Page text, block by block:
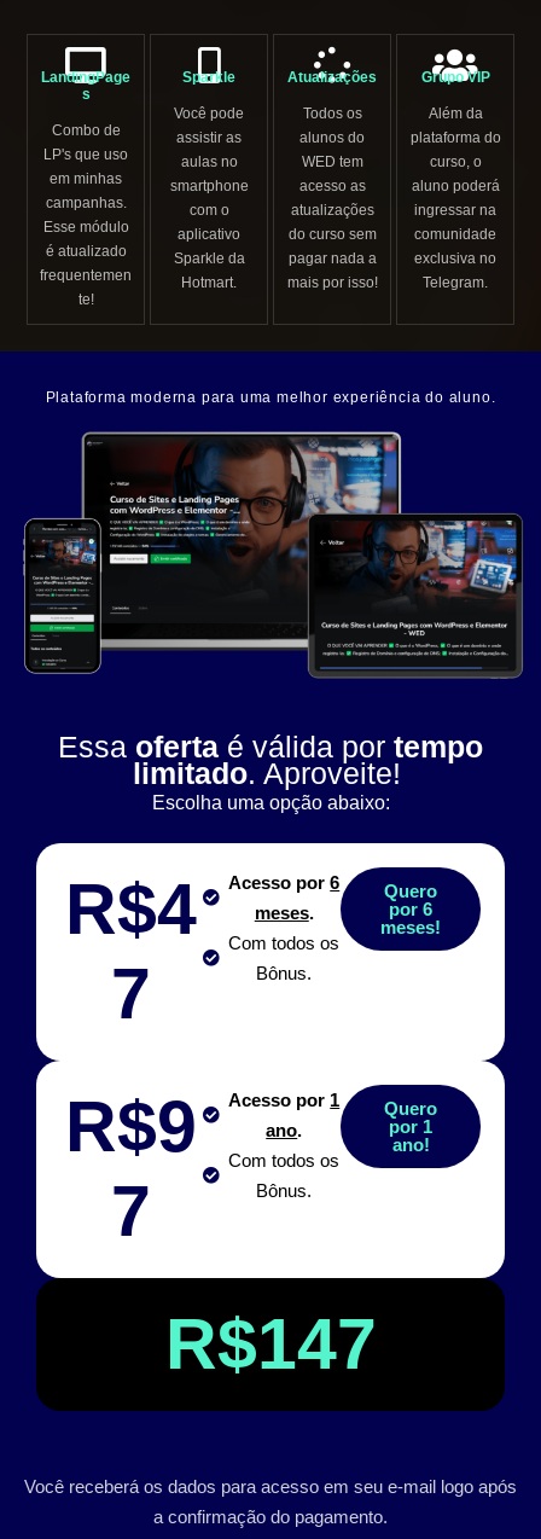
LandingPage
s
Combo de
LP's que uso
em minhas
campanhas.
Esse módulo
é atualizado
frequentemen
te!
Sparkle
Você pode
assistir as
aulas no
smartphone
com o
aplicativo
Sparkle da
Hotmart.
Atualizações
Todos os
alunos do
WED tem
acesso as
atualizações
do curso sem
pagar nada a
mais por isso!
Grupo VIP
Além da
plataforma do
curso, o
aluno poderá
ingressar na
comunidade
exclusiva no
Telegram.
Plataforma moderna para uma melhor experiência do aluno.
Essa oferta é válida por tempo
limitado. Aproveite!
Escolha uma opção abaixo:
R$4
7
Acesso por6
meses.
Com todos os
Bônus.
Quero
por 6
meses!
R$9
7
Acesso por 1
ano.
Com todos os
Bônus.
Quero
por 1
ano!
R$147
Você receberá os dados para acesso em seu e-mail logo após
a confirmação do pagamento.